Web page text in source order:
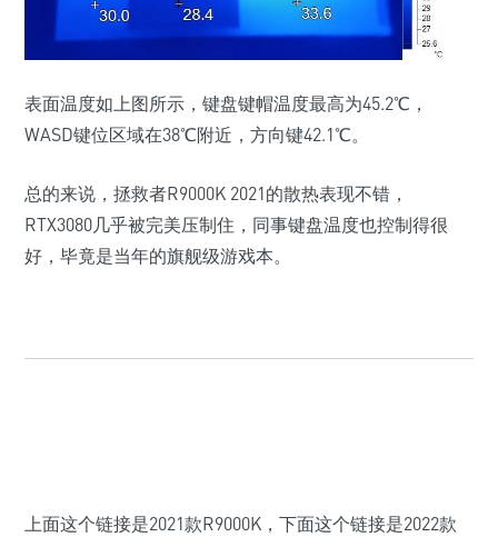
表面温度如上图所示，键盘键帽温度最高为45.2℃，
WASD键位区域在38℃附近，方向键42.1℃。
总的来说，拯救者R9000K 2021的散热表现不错，
RTX3080几乎被完美压制住，同事键盘温度也控制得很
好， 毕竟是当年的旗舰级游戏本。
上面这个链接是2021款R9000K，下面这个链接是2022款